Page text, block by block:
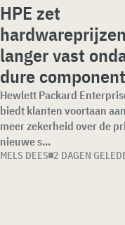
HPE zet
hardwareprijzen
langer vast
dure
Hewlett Packard
biedt klanten voortaan
meer zekerheid over de
nieuwe s...
MELS DEES 2 DAGEN